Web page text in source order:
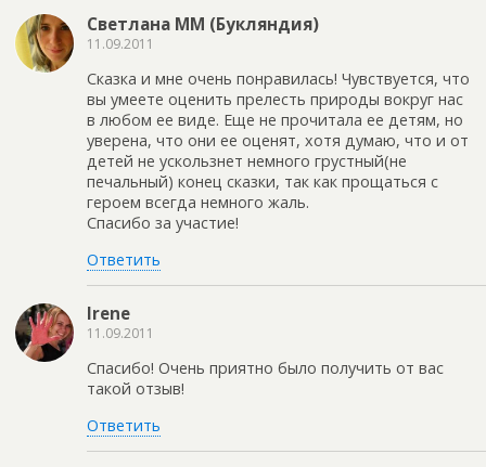
Светлана ММ (Букляндия)
11.09.2011
Сказка и мне очень понравилась! Чувствуется, что
вы умеете оценить прелесть природы вокруг нас
в любом ее виде. Еще не прочитала ее детям, но
уверена, что они ее оценят, хотя думаю, что и от
детей не ускользнет немного грустный(не
печальный) конец сказки, так как прощаться с
героем всегда немного жаль.
Спасибо за участие!
Ответить
Irene
11.09.2011
Cпасибо! Очень приятно было получить от вас
такой отзыв!
Ответить